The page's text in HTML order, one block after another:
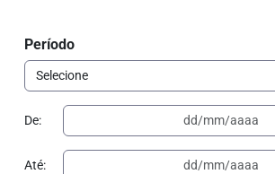
Período
De:
Até: